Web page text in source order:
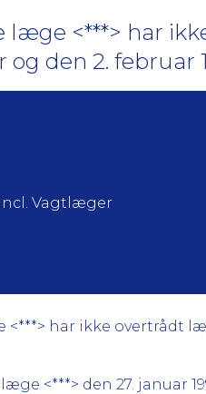
læge <***> har
og den 2. februar
Vagtlæger
har ikke overtrådt
<***> den 27. januar